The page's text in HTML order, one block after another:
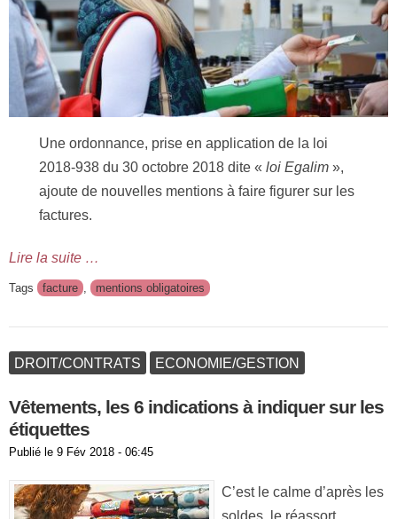
Une ordonnance, prise en application de la loi
2018-938 du 30 octobre 2018 dite « loi Egalim »,
ajoute de nouvelles mentions à faire figurer sur les
factures.
Lire la suite …
Tags facture mentions obligatoires
DROIT/CONTRATS ECONOMIE/GESTION
Vêtements, les 6 indications à indiquer sur les
étiquettes
Publié le 9 Fév 2018 - 06:45
C’est le calme d’après les